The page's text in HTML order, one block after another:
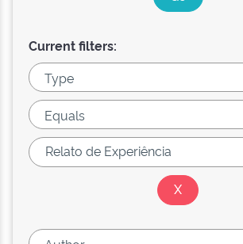
Current filters: